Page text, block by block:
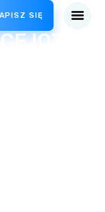
SIĘ
IOTA